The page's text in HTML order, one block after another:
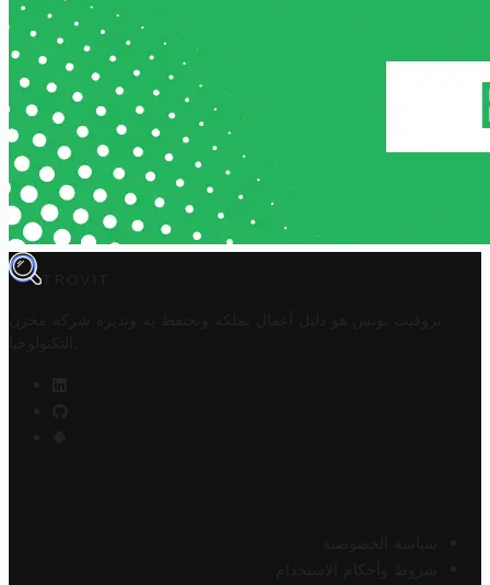
TROVIT
تروفيت تونس هو دليل أعمال تملكه وتحتفظ به وتديره
شركة مخزن
التكنولوجيا
سياسة الخصوصية
شروط وأحكام الاستخدام